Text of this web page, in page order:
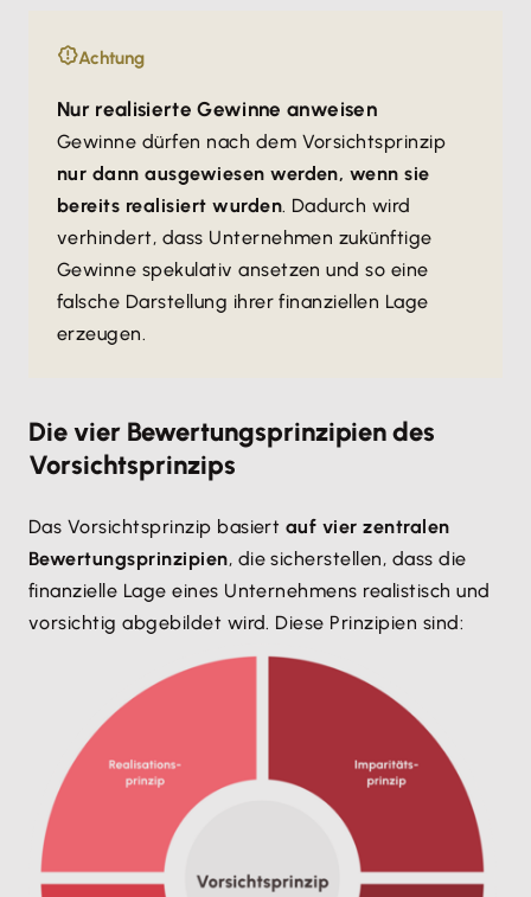
Achtung
Nur realisierte Gewinne anweisen
Gewinne dürfen nach dem Vorsichtsprinzip
nur dann ausgewiesen werden, wenn sie
bereits realisiert wurden. Dadurch wird
verhindert, dass Unternehmen zukünftige
Gewinne spekulativ ansetzen und so eine
falsche Darstellung ihrer finanziellen Lage
erzeugen.
Die vier Bewertungsprinzipien des
Vorsichtsprinzips
Das Vorsichtsprinzip basiert auf vier zentralen
Bewertungsprinzipien, die sicherstellen, dass die
finanzielle Lage eines Unternehmens realistisch und
vorsichtig abgebildet wird. Diese Prinzipien sind: